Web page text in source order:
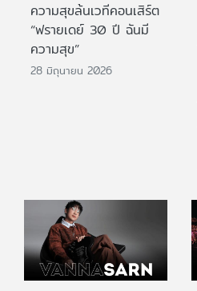
ความสุขล้นเวทีคอนเสิร์ต
“ฟรายเดย์ 30 ปี ฉันมี
ความสุข”
28 มิถุนายน 2026